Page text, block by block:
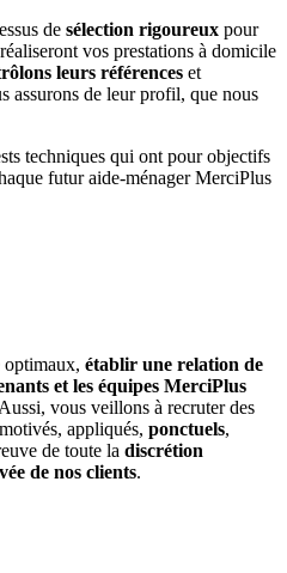
de sélection rigoureux pour
vos prestations à domicile
leurs références et
assurons de leur profil, que nous
techniques qui ont pour objectifs
futur aide-ménager MerciPlus
optimaux, établir une relation de
et les équipes MerciPlus
vous veillons à recruter des
appliqués, ponctuels,
de toute la discrétion
de nos clients.